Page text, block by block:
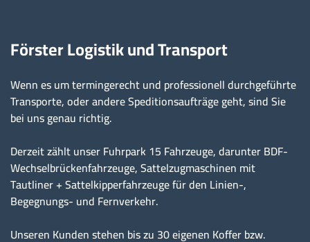
Förster Logistik und Transport
Wenn es um termingerecht und professionell durchgeführte
Transporte, oder andere Speditionsaufträge geht, sind Sie
bei uns genau richtig.
Derzeit zählt unser Fuhrpark 15 Fahrzeuge, darunter BDF-
Wechselbrückenfahrzeuge, Sattelzugmaschinen mit
Tautliner + Sattelkipperfahrzeuge für den Linien-,
Begegnungs- und Fernverkehr.
Unseren Kunden stehen bis zu 30 eigenen Koffer bzw.